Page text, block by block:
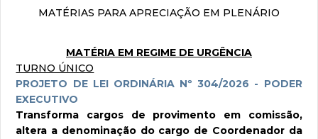
MATÉRIAS PARA APRECIAÇÃO EM PLENÁRIO
MATÉRIA EM REGIME DE URGÊNCIA
TURNO ÚNICO
PROJETO DE LEI ORDINÁRIA Nº 304/2026 - PODER
EXECUTIVO
Transforma cargos de provimento em comissão,
altera a denominação do cargo de Coordenador da